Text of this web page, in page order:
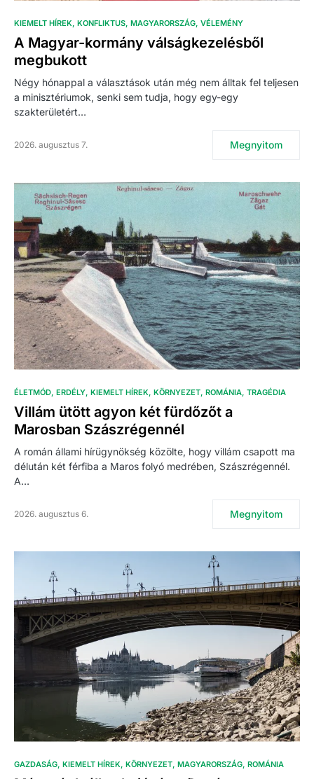
KIEMELT HÍREK KONFLIKTUS MAGYARORSZÁG VÉLEMÉNY
A Magyar-kormány válságkezelésből
megbukott
Négy hónappal a választások után még nem álltak fel teljesen
a minisztériumok, senki sem tudja, hogy egy-egy
szakterületért…
2026. augusztus 7. Megnyitom
ÉLETMÓD ERDÉLY KIEMELT HÍREK KÖRNYEZET ROMÁNIA TRAGÉDIA
Villám ütött agyon két fürdőzőt a
Marosban Szászrégennél
A román állami hírügynökség közölte, hogy villám csapott ma
délután két férfiba a Maros folyó medrében, Szászrégennél.
A…
2026. augusztus 6. Megnyitom
GAZDASÁG KIEMELT HÍREK KÖRNYEZET MAGYARORSZÁG ROMÁNIA